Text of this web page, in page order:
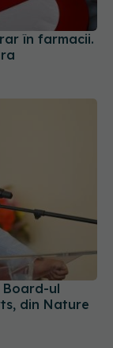
în farmacii.
Board-ul
din Nature